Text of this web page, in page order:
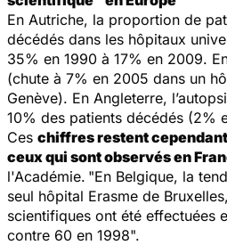
En Autriche, la proportion de
décédés dans les hôpitaux
35% en 1990 à 17% en 2009.
(chute à 7% en 2005 dans un
Genève). En Angleterre,
10% des patients décédés (2%
Ces chiffres restent
ceux qui sont observés en
l'Académie. "En Belgique, la
seul hôpital Erasme de
scientifiques ont été effectuées
contre 60 en 1998".